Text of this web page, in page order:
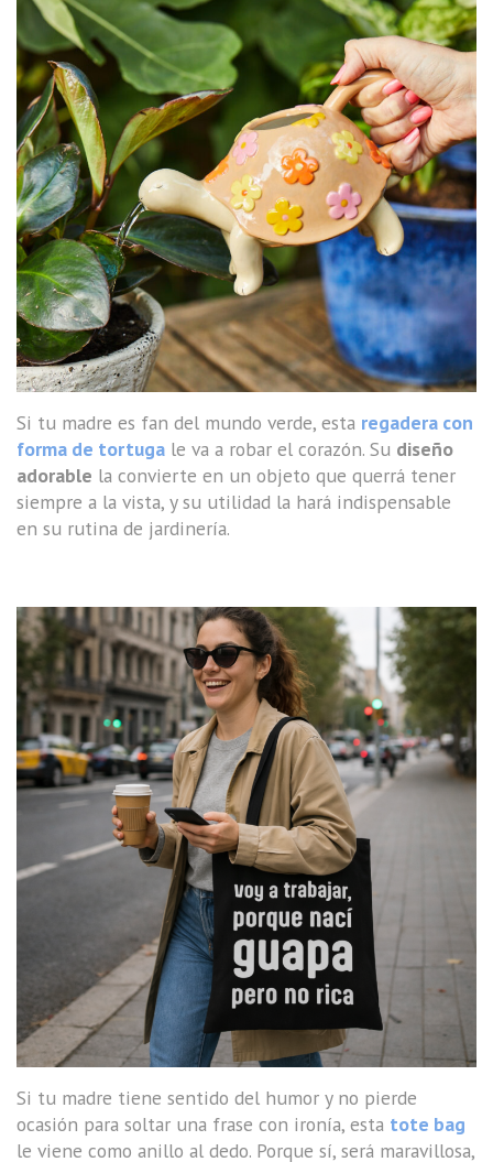
Si tu madre es fan del mundo verde, esta regadera con
forma de tortuga le va a robar el corazón. Su diseño
adorable la convierte en un objeto que querrá tener
siempre a la vista, y su utilidad la hará indispensable
en su rutina de jardinería.
Si tu madre tiene sentido del humor y no pierde
ocasión para soltar una frase con ironía, esta tote bag
le viene como anillo al dedo. Porque sí, será maravillosa,